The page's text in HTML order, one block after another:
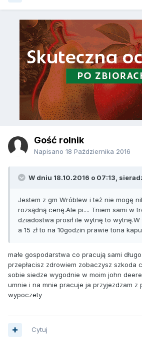
Gość rolnik
Napisano 18 Października 2016
W dniu 18.10.2016 o 07:13,
Jestem z gm Wróblew i też nie mogę
rozsądną cenę.Ale pi.... Tniem sami w
dziadostwa prosił ile wytnę to
a 15 zł to na 10godzin prawie tona
małe gospodarstwa co pracują sami
przepłacisz zdrowiem zobaczysz szkoda
sobie siedze wygodnie w moim john
umnie i na mnie pracuje ja przyjezdzam z
wypoczety
Cytuj